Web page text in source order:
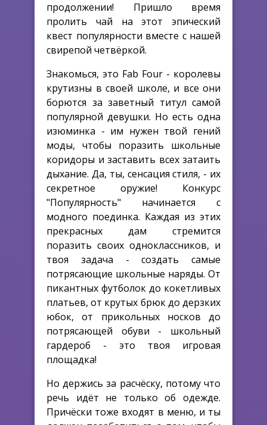
продолжении! Пришло время
пролить чай на этот эпический
квест популярности вместе с нашей
свирепой четвёркой.
Знакомься, это Fab Four - королевы
крутизны в своей школе, и все они
борются за заветный титул самой
популярной девушки. Но есть одна
изюминка - им нужен твой гений
моды, чтобы поразить школьные
коридоры и заставить всех затаить
дыхание. Да, ты, сенсация стиля, - их
секретное оружие! Конкурс
"Популярность" начинается с
модного поединка. Каждая из этих
прекрасных дам стремится
поразить своих одноклассников, и
твоя задача - создать самые
потрясающие школьные наряды. От
пикантных футболок до кокетливых
платьев, от крутых брюк до дерзких
юбок, от прикольных носков до
потрясающей обуви - школьный
гардероб - это твоя игровая
площадка!
Но держись за расчёску, потому что
речь идёт не только об одежде.
Причёски тоже входят в меню, и ты